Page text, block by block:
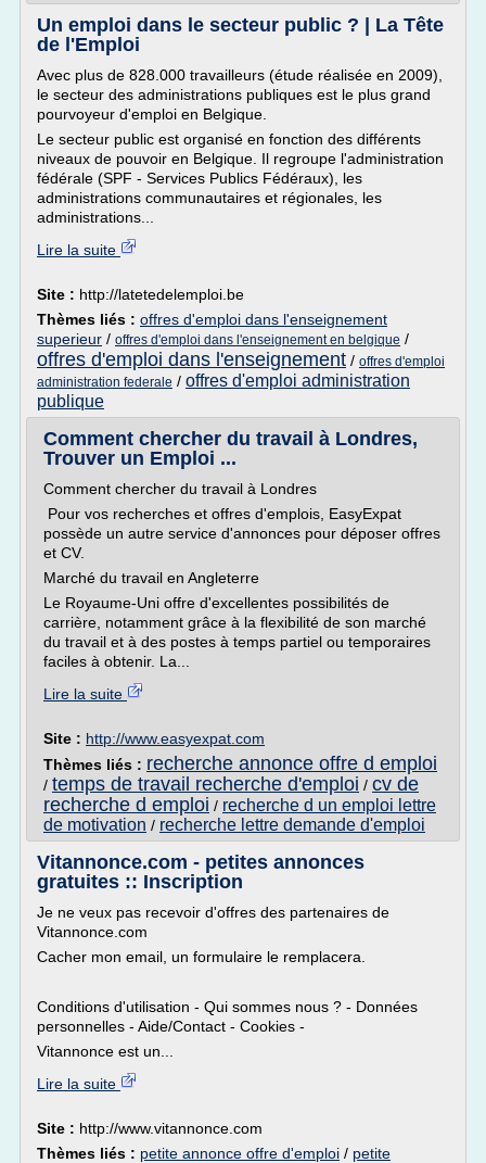
Un emploi dans le secteur public ? | La Tête
de l'Emploi
Avec plus de 828.000 travailleurs (étude réalisée en 2009),
le secteur des administrations publiques est le plus grand
pourvoyeur d'emploi en Belgique.
Le secteur public est organisé en fonction des différents
niveaux de pouvoir en Belgique. Il regroupe l'administration
fédérale (SPF - Services Publics Fédéraux), les
administrations communautaires et régionales, les
administrations...
Lire la suite
Site : http://latetedelemploi.be
Thèmes liés : offres d'emploi dans l'enseignement
superieur / offres d'emploi dans l'enseignement en belgique /
offres d'emploi dans l'enseignement / offres d'emploi
administration federale / offres d'emploi administration
publique
Comment chercher du travail à Londres,
Trouver un Emploi ...
Comment chercher du travail à Londres
Pour vos recherches et offres d'emplois, EasyExpat
possède un autre service d'annonces pour déposer offres
et CV.
Marché du travail en Angleterre
Le Royaume-Uni offre d'excellentes possibilités de
carrière, notamment grâce à la flexibilité de son marché
du travail et à des postes à temps partiel ou temporaires
faciles à obtenir. La...
Lire la suite
Site : http://www.easyexpat.com
Thèmes liés : recherche annonce offre d emploi
/ temps de travail recherche d'emploi / cv de
recherche d emploi / recherche d un emploi lettre
de motivation / recherche lettre demande d'emploi
Vitannonce.com - petites annonces
gratuites :: Inscription
Je ne veux pas recevoir d'offres des partenaires de
Vitannonce.com
Cacher mon email, un formulaire le remplacera.
Conditions d'utilisation - Qui sommes nous ? - Données
personnelles - Aide/Contact - Cookies -
Vitannonce est un...
Lire la suite
Site : http://www.vitannonce.com
Thèmes liés : petite annonce offre d'emploi / petite